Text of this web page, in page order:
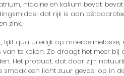
niacine en kalium bevat,
dat rijk is aan
zink.
qua uiterlijk op moerbeimelasse,
te koken. Zo draagt ​​het meer bij
Het product, dat door zijn
smaak een licht zuur gevoel op in